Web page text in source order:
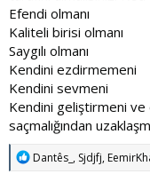
mu bulmaz mı bilemem
olalım. Efendi
saçma bir şey yok.
Bu akıma harcadığım
iğreniyorum. Çok
anlamayan bir
şeyden iyidir. En güzel
bırakılarak arkadaş
Esenlikle kalın,
Efendi olmanı
Kaliteli birisi olmanı
Saygılı olmanı
Kendini ezdirmemeni
Kendini sevmeni
Kendini geliştirmeni ve
saçmalığından
T
Dantês_ , Sjdjfj,